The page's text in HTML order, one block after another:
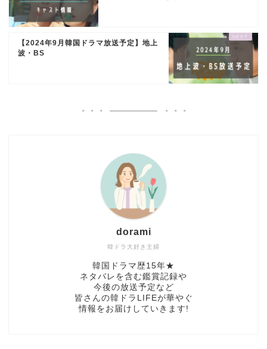
【2024年9月韓国ドラマ放送予定】地上
波・BS
韓ドラ大好き主婦
dorami
韓国ドラマ歴15年★
ネタバレを含む鑑賞記録や
今後の放送予定など
皆さんの韓ドラLIFEが華やぐ
情報をお届けしていきます!